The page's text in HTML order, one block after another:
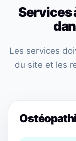
Services
Les services
du site et les